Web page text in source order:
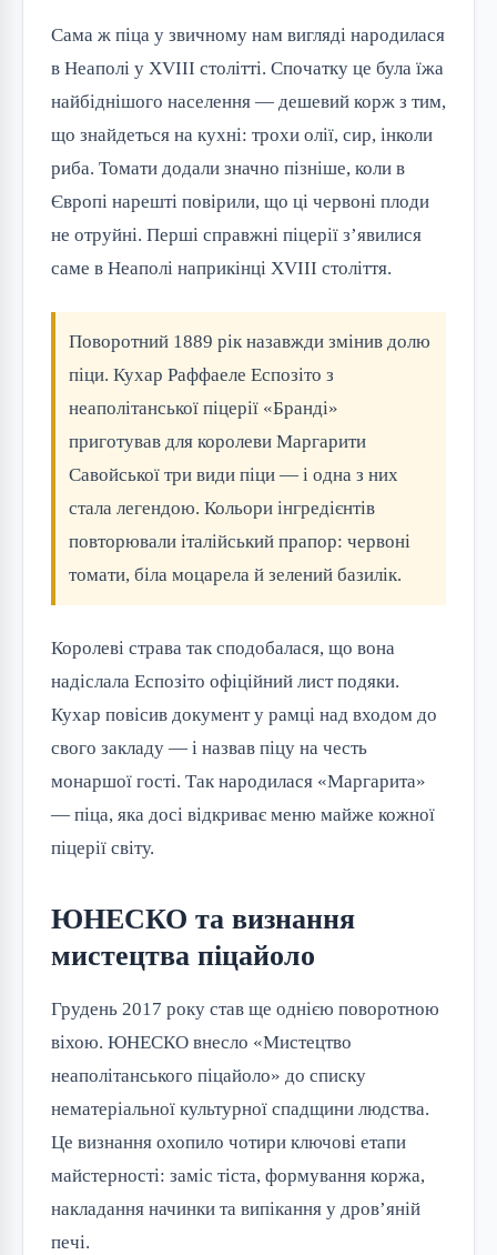
Сама ж піца у звичному нам вигляді народилася
в Неаполі у XVIII столітті. Спочатку це була їжа
найбіднішого населення — дешевий корж з тим,
що знайдеться на кухні: трохи олії, сир, інколи
риба. Томати додали значно пізніше, коли в
Європі нарешті повірили, що ці червоні плоди
не отруйні. Перші справжні піцерії з’явилися
саме в Неаполі наприкінці XVIII століття.
Поворотний 1889 рік назавжди змінив долю
піци. Кухар Раффаеле Еспозіто з
неаполітанської піцерії «Бранді»
приготував для королеви Маргарити
Савойської три види піци — і одна з них
стала легендою. Кольори інгредієнтів
повторювали італійський прапор: червоні
томати, біла моцарела й зелений базилік.
Королеві страва так сподобалася, що вона
надіслала Еспозіто офіційний лист подяки.
Кухар повісив документ у рамці над входом до
свого закладу — і назвав піцу на честь
монаршої гості. Так народилася «Маргарита»
— піца, яка досі відкриває меню майже кожної
піцерії світу.
ЮНЕСКО та визнання
мистецтва піцайоло
Грудень 2017 року став ще однією поворотною
віхою. ЮНЕСКО внесло «Мистецтво
неаполітанського піцайоло» до списку
нематеріальної культурної спадщини людства.
Це визнання охопило чотири ключові етапи
майстерності: заміс тіста, формування коржа,
накладання начинки та випікання у дров’яній
печі.